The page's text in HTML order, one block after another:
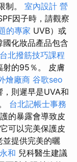
制。 室內設計 營
因子時，請觀察
的專家 UVB）或
國化妝品產品包含
台北撥筋技巧課程
射的95％。 皮膚
燴廠商 谷歌seo
則遲早是UVA和
台北記帳士事務
的暴露會導致皮
它可以完美保護皮
並提供完美的曬
和 兒科醫生建議